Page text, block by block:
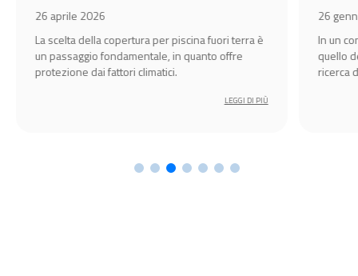
26 aprile 2026
La scelta della copertura per piscina fuori terra è
un passaggio fondamentale, in quanto offre
protezione dai fattori climatici.
LEGGI DI PIÙ
26
In un
quello
ricerca